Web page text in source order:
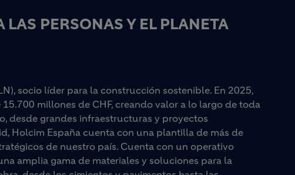
PERSONAS Y EL PLANETA
socio líder para la construcción sostenible. En 2025,
millones de CHF, creando valor a lo largo de toda
desde grandes infraestructuras y proyectos
Holcim España cuenta con una plantilla de más de
de nuestro país. Cuenta con un operativo
amplia gama de materiales y soluciones para la